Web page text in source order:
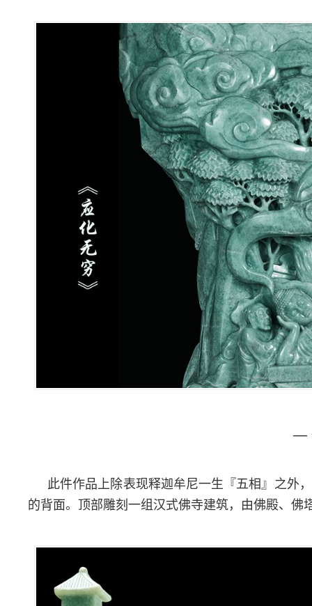
—
此件作品上除表现释迦牟尼一生『五相』之外，
的背面。 顶部雕刻一组汉式佛寺建筑，由佛殿、佛